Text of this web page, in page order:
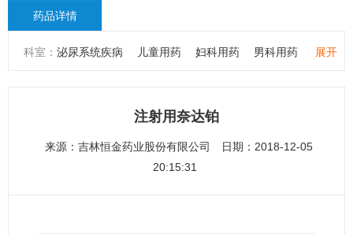
药品详情
展开
科室： 泌尿系统疾病 儿童用药 妇科用药 男科用药
心血管系统疾病 精神心理疾病
性传播疾病
注射用奈达铂
来源： 吉林恒金药业股份有限公司
日期：2018-12-05
20:15:31